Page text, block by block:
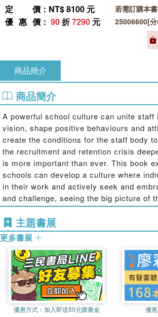
定價 ：NT$ 8100 元
優惠價 ： 90折7290 元
若需訂購本
25006600[分
商品簡介
商品簡介
A powerful school culture can unite staff
vision, shape positive behaviours and
create the conditions for the staff body
the recruitment and retention crisis
is more important than ever. This book
schools can develop a culture where
in their work and actively seek and
and challenge, seeing the big picture of
cherishing their role in it.
Drawing on key ideas from systems
anthropology, business and philosophy,
the key ideas we need in order to
the concrete steps we can take in order
develop our staff culture in a positive
chapter features powerful input to
understanding alongside probing
own development.
主題書展
更多書展
優惠方式： 加入即送50元購書金 優惠